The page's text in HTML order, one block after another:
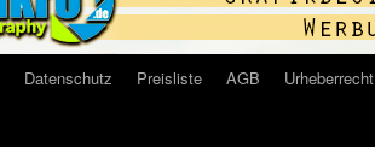
Datenschutz Preisliste AGB
Urheberrecht